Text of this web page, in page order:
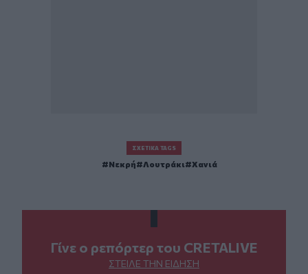
ΣΧΕΤΙΚΆ TAGS
Νεκρή Λουτράκι Χανιά
Γίνε ο ρεπόρτερ του CRETALIVE
ΣΤΕΊΛΕ ΤΗΝ ΕΊΔΗΣΗ